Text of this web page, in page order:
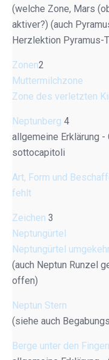
(welche Zone, Mars
aktiver?) (auch
Herzlektion Pyramus-
Zonen2
Muttermilchzone
Zone des verletzten
Neptunberg 4
allgemeine Erklärung
sottocapitoli
Art, Form und
fehlt
Zeichen 3
Neptungürtel
Neptungürtel
(auch Neptun Runzel
offen)
Neptun Stern
(siehe auch
Berge unter den